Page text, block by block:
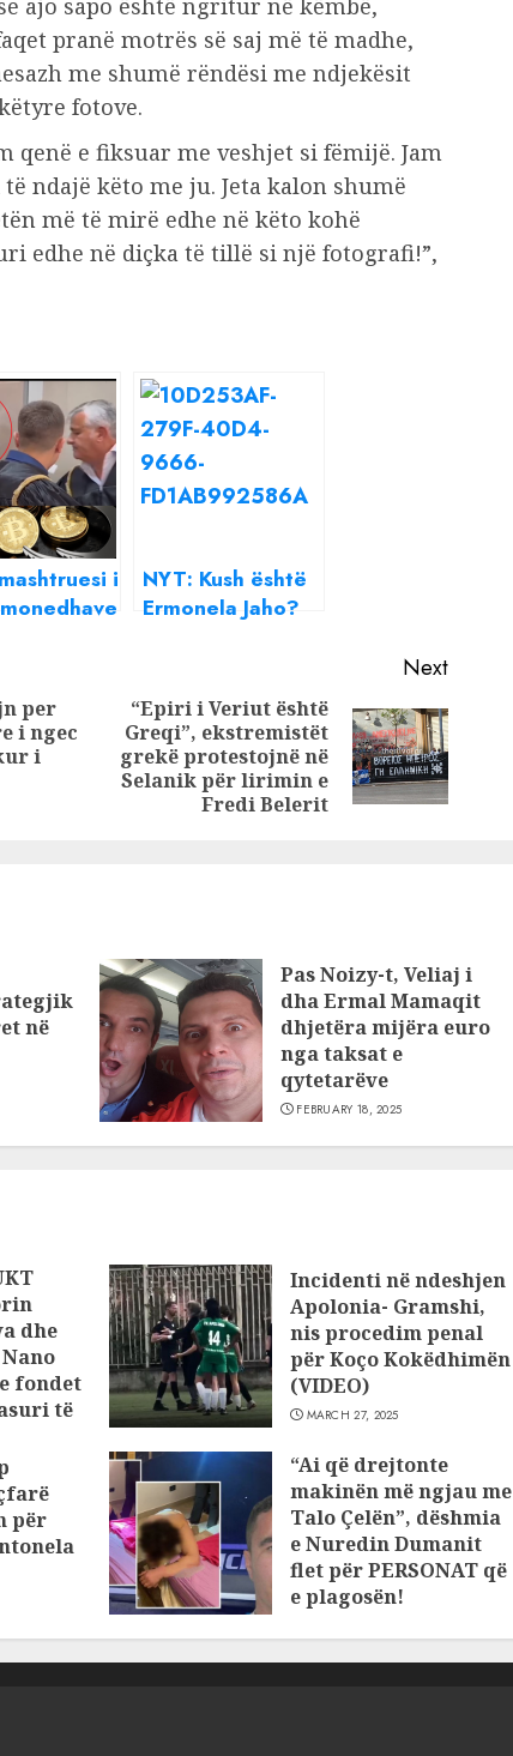
ajo sapo është ngritur në këmbë,
pranë motrës së saj më të madhe,
me shumë rëndësi me ndjekësit
fotove.
qenë e fiksuar me veshjet si fëmijë. Jam
ndajë këto me ju. Jeta kalon shumë
më të mirë edhe në këto kohë
edhe në diçka të tillë si një fotografi!”,
i
në
dhe
në
vilë
NYT: Kush është
Ermonela Jaho?
pushtoi botën…
Previous
post:
per
i ngec
i
Next
Next
post:
“Epiri i Veriut është
Greqi”, ekstremistët
grekë protestojnë në
Selanik për lirimin e
Fredi Belerit
në
Pas Noizy-t, Veliaj i
dha Ermal Mamaqit
dhjetëra mijëra euro
nga taksat e
qytetarëve
FEBRUARY 18, 2025
dhe
Nano
fondet
të
Incidenti në ndeshjen
Apolonia- Gramshi,
nis procedim penal
për Koço Kokëdhimën
(VIDEO)
MARCH 27, 2025
për
“Ai që drejtonte
makinën më ngjau me
Talo Çelën”, dëshmia
e Nuredin Dumanit
flet për PERSONAT që
e plagosën!